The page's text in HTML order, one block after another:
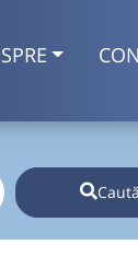
Caută